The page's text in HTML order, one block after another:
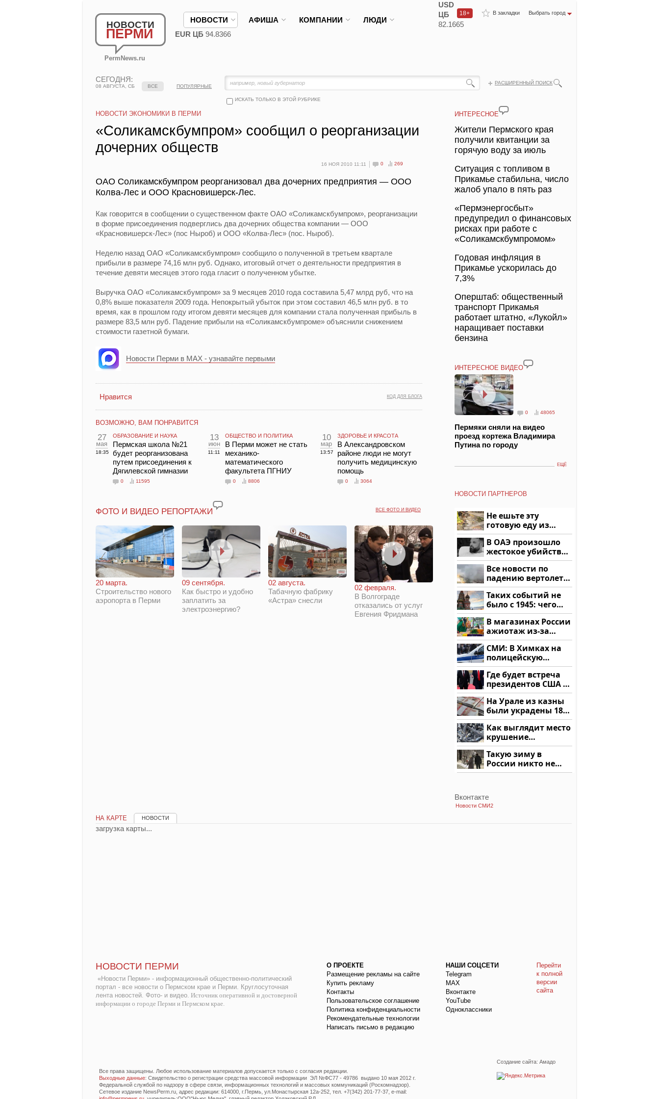
НОВОСТИ
ПЕРМИ
PermNews.ru
В закладки Выбрать город
18+
НОВОСТИ АФИША КОМПАНИИ ЛЮДИ
USD
ЦБ
82.1665
EUR ЦБ 94.8366
СЕГОДНЯ:
08 АВГУСТА, СБ
РАСШИРЕННЫЙ ПОИСК
ИСКАТЬ ТОЛЬКО В ЭТОЙ РУБРИКЕ
ВСЕ ПОПУЛЯРНЫЕ
НОВОСТИ ЭКОНОМИКИ В ПЕРМИ
«Соликамскбумпром» сообщил о реорганизации
дочерних обществ
16 НОЯ 2010 11:11 0 269
ОАО Соликамскбумпром реорганизовал два дочерних предприятия — ООО
Колва-Лес и ООО Красновишерск-Лес.
Как говорится в сообщении о существенном факте ОАО «Соликамскбумпром», реорганизации
в форме присоединения подверглись два дочерних общества компании — ООО
«Красновишерск-Лес» (пос Ныроб) и ООО «Колва-Лес» (пос. Ныроб).
Неделю назад ОАО «Соликамскбумпром» сообщило о полученной в третьем квартале
прибыли в размере 74,16 млн руб. Однако, итоговый отчет о деятельности предприятия в
течение девяти месяцев этого года гласит о полученном убытке.
Выручка ОАО «Соликамскбумпром» за 9 месяцев 2010 года составила 5,47 млрд руб, что на
0,8% выше показателя 2009 года. Непокрытый убыток при этом составил 46,5 млн руб. в то
время, как в прошлом году итогом девяти месяцев для компании стала полученная прибыль в
размере 83,5 млн руб. Падение прибыли на «Соликамскбумпроме» объяснили снижением
стоимости газетной бумаги.
Новости Перми в MAX - узнавайте первыми
КОД ДЛЯ БЛОГА
Нравится
ВОЗМОЖНО, ВАМ ПОНРАВИТСЯ
27
мая
18:35
ОБРАЗОВАНИЕ И НАУКА
Пермская школа №21
будет реорганизована
путем присоединения к
Дягилевской гимназии
0 11595
13
июн
11:11
ОБЩЕСТВО И ПОЛИТИКА
В Перми может не стать
механико-
математического
факультета ПГНИУ
0 8806
10
мар
13:57
ЗДОРОВЬЕ И КРАСОТА
В Александровском
районе люди не могут
получить медицинскую
помощь
0 3064
ВСЕ ФОТО И ВИДЕО
ФОТО И ВИДЕО РЕПОРТАЖИ
20 марта.
Строительство нового
аэропорта в Перми
09 сентября.
Как быстро и удобно
заплатить за
электроэнергию?
02 августа.
Табачную фабрику
«Астра» снесли
02 февраля.
В Волгограде
отказались от услуг
Евгения Фридмана
ИНТЕРЕСНОЕ
Жители Пермского края
получили квитанции за
горячую воду за июль
Ситуация с топливом в
Прикамье стабильна, число
жалоб упало в пять раз
«Пермэнергосбыт»
предупредил о финансовых
рисках при работе с
«Соликамскбумпромом»
Годовая инфляция в
Прикамье ускорилась до
7,3%
Оперштаб: общественный
транспорт Прикамья
работает штатно, «Лукойл»
наращивает поставки
бензина
ИНТЕРЕСНОЕ ВИДЕО
0 48065
Пермяки сняли на видео
проезд кортежа Владимира
Путина по городу
ЕЩЁ
НОВОСТИ ПАРТНЕРОВ
Не ешьте эту
готовую еду из
магазина: список
В ОАЭ произошло
жестокое убийство
криптомиллионера
Все новости по
падению вертолета
на Кавказе: читать
здесь
Таких событий не
было с 1945: чего
ждать всем нам?
В магазинах России
ажиотаж из-за
этого продукта: что
купить?
СМИ: В Химках на
полицейскую
машину напали и
подожгли.
Где будет встреча
президентов США и
России: Европа?
На Урале из казны
были украдены 18
миллионов рублей
Как выглядит место
крушение
вертолета на
Кавказе: смотреть
Такую зиму в
России никто не
ждал: как так?!
Вконтакте
Новости СМИ2
НА КАРТЕ НОВОСТИ
загрузка карты...
НОВОСТИ ПЕРМИ
«Новости Перми» - информационный общественно-политический
портал - все новости о Пермском крае и Перми. Круглосуточная
лента новостей. Фото- и видео. Источник оперативной и достоверной
информации о городе Перми и Пермском крае.
О ПРОЕКТЕ
Размещение рекламы на сайте
Купить рекламу
Контакты
Пользовательское соглашение
Политика конфиденциальности
Рекомендательные технологии
Написать письмо в редакцию
НАШИ СОЦСЕТИ
Telegram
МАХ
Вконтакте
YouTube
Одноклассники
Перейти
к полной
версии
сайта
Создание сайта: Амадо
Все права защищены. Любое использование материалов допускается только с согласия редакции.
Выходные данные: Свидетельство о регистрации средства массовой информации ЭЛ №ФС77 - 49786 выдано 10 мая 2012 г.
Федеральной службой по надзору в сфере связи, информационных технологий и массовых коммуникаций (Роскомнадзор).
Сетевое издание NewsPerm.ru, адрес редакции: 614000, г.Пермь, ул.Монастырская 12а-252, тел. +7(342) 201-77-37, e-mail: